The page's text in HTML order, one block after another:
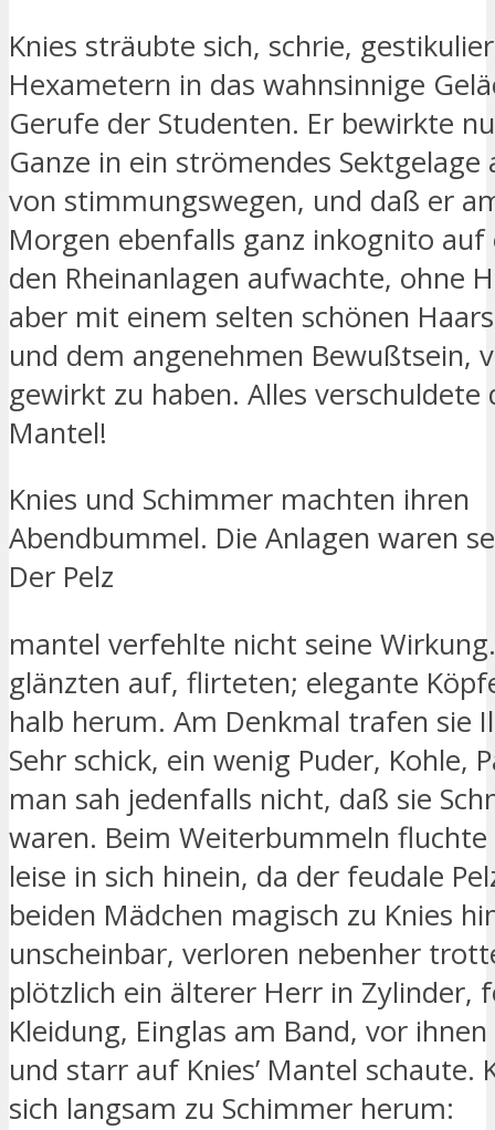
Knies sträubte sich, schrie,
Hexametern in das wahnsinnige
Gerufe der Studenten. Er bewirkte
Ganze in ein strömendes
von stimmungswegen, und daß er
Morgen ebenfalls ganz inkognito auf
den Rheinanlagen aufwachte, ohne
aber mit einem selten schönen
und dem angenehmen Bewußtsein,
gewirkt zu haben. Alles verschuldete
Mantel!
Knies und Schimmer machten ihren
Abendbummel. Die Anlagen waren
Der Pelz
mantel verfehlte nicht seine
glänzten auf, flirteten; elegante
halb herum. Am Denkmal trafen sie
Sehr schick, ein wenig Puder, Kohle,
man sah jedenfalls nicht, daß sie
waren. Beim Weiterbummeln fluchte
leise in sich hinein, da der feudale
beiden Mädchen magisch zu Knies
unscheinbar, verloren nebenher
plötzlich ein älterer Herr in Zylinder,
Kleidung, Einglas am Band, vor
und starr auf Knies’ Mantel schaute.
sich langsam zu Schimmer herum: